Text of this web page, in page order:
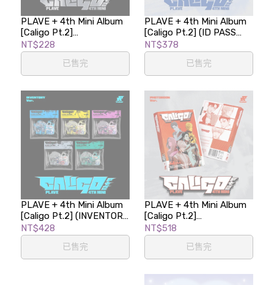
PLAVE + 4th Mini Album
[Caligo Pt.2]
(POCAALBUM Ver.)
NT$228
已售完
PLAVE + 4th Mini Album
[Caligo Pt.2] (ID PASS
Ver.)
NT$378
已售完
PLAVE + 4th Mini Album
[Caligo Pt.2] (INVENTORY
Ver.)
NT$428
已售完
PLAVE + 4th Mini Album
[Caligo Pt.2]
(PHOTOBOOK Ver.)
NT$518
已售完